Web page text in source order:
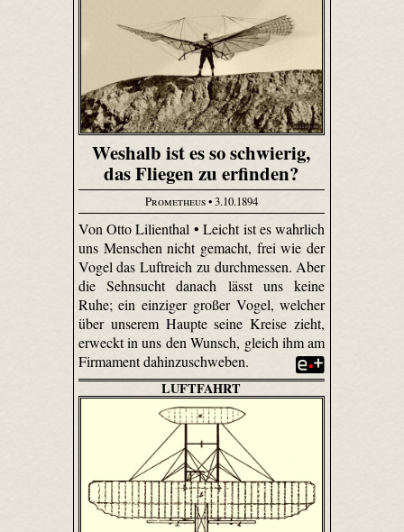
Weshalb ist es so schwierig,
das Fliegen zu erfinden?
Prometheus• 3.10.1894
Von Otto Lilienthal • Leicht ist es wahrlich
uns Menschen nicht gemacht, frei wie der
Vogel das Luftreich zu durchmessen. Aber
die Sehnsucht danach lässt uns keine
Ruhe; ein einziger großer Vogel, welcher
über unserem Haupte seine Kreise zieht,
erweckt in uns den Wunsch, gleich ihm am
Firmament dahin­zuschweben.
LUFTFAHRT